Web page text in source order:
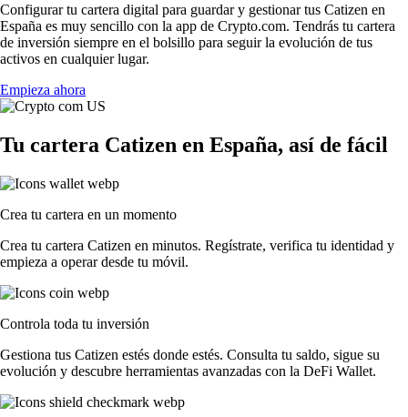
Configurar tu cartera digital para guardar y gestionar tus Catizen en
España es muy sencillo con la app de Crypto.com. Tendrás tu cartera
de inversión siempre en el bolsillo para seguir la evolución de tus
activos en cualquier lugar.
Empieza ahora
Tu cartera Catizen en España, así de fácil
Crea tu cartera en un momento
Crea tu cartera Catizen en minutos. Regístrate, verifica tu identidad y
empieza a operar desde tu móvil.
Controla toda tu inversión
Gestiona tus Catizen estés donde estés. Consulta tu saldo, sigue su
evolución y descubre herramientas avanzadas con la DeFi Wallet.